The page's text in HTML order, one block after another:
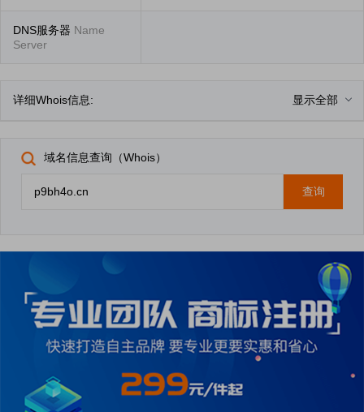
DNS服务器 Name
Server
详细Whois信息: 显示全部
域名信息查询（Whois）